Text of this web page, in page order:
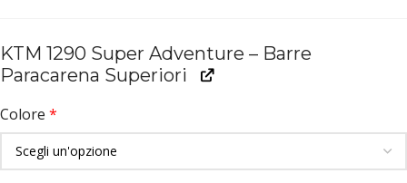
KTM 1290 Super Adventure – Barre
Paracarena Superiori
Colore *